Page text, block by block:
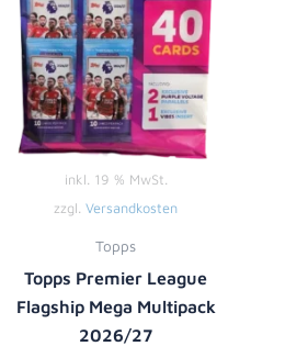
inkl. 19 % MwSt.
zzgl. Versandkosten
Topps
Topps Premier League
Flagship Mega Multipack
2026/27